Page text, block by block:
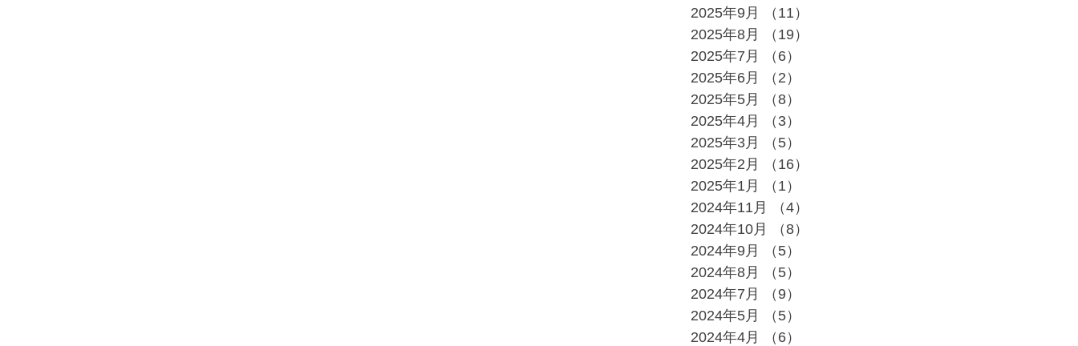
2025年9月
（11）
2025年8月
（19）
2025年7月
（6）
2025年6月
（2）
2025年5月
（8）
2025年4月
（3）
2025年3月
（5）
2025年2月
（16）
2025年1月
（1）
2024年11月
（4）
2024年10月
（8）
2024年9月
（5）
2024年8月
（5）
2024年7月
（9）
2024年5月
（5）
2024年4月
（6）